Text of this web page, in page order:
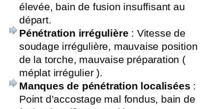
élevée, bain de fusion insuffisant au
départ.
Pénétration irrégulière : Vitesse de
soudage irrégulière, mauvaise position
de la torche, mauvaise préparation (
méplat irrégulier ).
Manques de pénétration localisées :
Point d’accostage mal fondus, bain de